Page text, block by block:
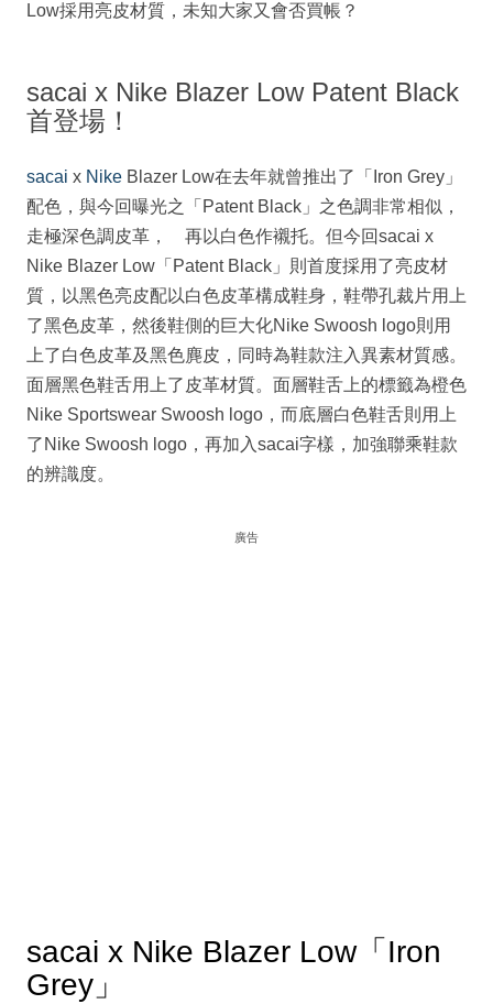
Low採用亮皮材質，未知大家又會否買帳？
sacai x Nike Blazer Low Patent Black
首登場！
sacai x Nike Blazer Low在去年就曾推出了「Iron Grey」
配色，與今回曝光之「Patent Black」之色調非常相似，
走極深色調皮革， 再以白色作襯托。但今回sacai x
Nike Blazer Low「Patent Black」則首度採用了亮皮材
質，以黑色亮皮配以白色皮革構成鞋身，鞋帶孔裁片用上
了黑色皮革，然後鞋側的巨大化Nike Swoosh logo則用
上了白色皮革及黑色麂皮，同時為鞋款注入異素材質感。
面層黑色鞋舌用上了皮革材質。面層鞋舌上的標籤為橙色
Nike Sportswear Swoosh logo，而底層白色鞋舌則用上
了Nike Swoosh logo，再加入sacai字樣，加強聯乘鞋款
的辨識度。
廣告
sacai x Nike Blazer Low「Iron
Grey」